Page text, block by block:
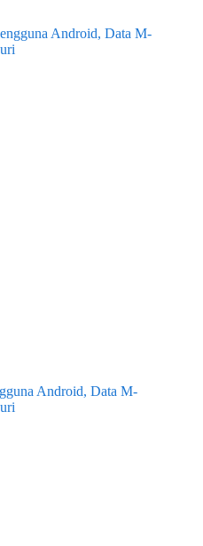
Android, Data M-